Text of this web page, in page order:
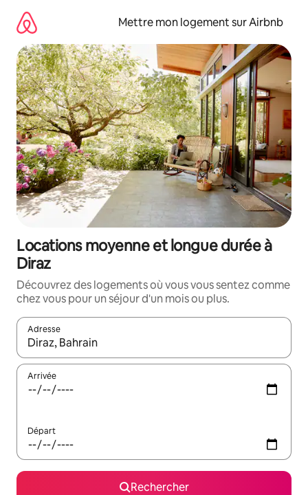
directement
contenu
Mettre mon logement sur Airbnb
Locations moyenne et longue durée à
Diraz
Découvrez des logements où vous vous sentez comme
chez vous pour un séjour d'un mois ou plus.
Adresse
Lorsque les résultats s'affichent, utilisez les flèches vers le
Arrivée
Départ
Rechercher